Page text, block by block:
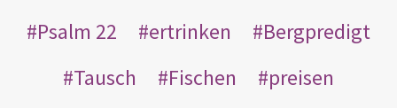
Psalm 22
ertrinken
Bergpredigt
Tausch
Fischen
preisen